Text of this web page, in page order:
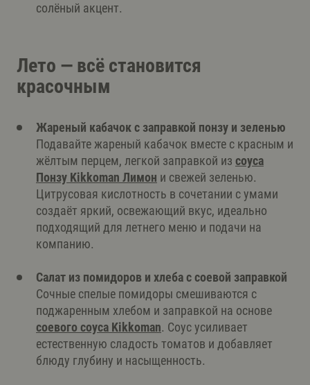
солёный акцент.
Лето — всё становится
красочным
Жареный кабачок с заправкой понзу и зеленью
Подавайте жареный кабачок вместе с красным и
жёлтым перцем, легкой заправкой из соуса
Понзу Kikkoman Лимон и свежей зеленью.
Цитрусовая кислотность в сочетании с умами
создаёт яркий, освежающий вкус, идеально
подходящий для летнего меню и подачи на
компанию.
Салат из помидоров и хлеба с соевой заправкой
Сочные спелые помидоры смешиваются с
поджаренным хлебом и заправкой на основе
соевого соуса Kikkoman. Соус усиливает
естественную сладость томатов и добавляет
блюду глубину и насыщенность.